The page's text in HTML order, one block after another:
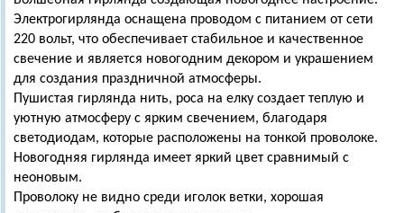
Электрогирлянда оснащена проводом с питанием от сети
220 вольт, что обеспечивает стабильное и качественное
свечение и является новогодним декором и украшением
для создания праздничной атмосферы.
Пушистая гирлянда нить, роса на елку создает теплую и
уютную атмосферу с ярким свечением, благодаря
светодиодам, которые расположены на тонкой проволоке.
Новогодняя гирлянда имеет яркий цвет сравнимый с
неоновым.
Проволоку не видно среди иголок ветки, хорошая